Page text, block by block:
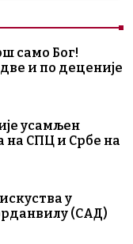
само Бог!
и по деценије
усамљен
на СПЦ и Србе на
у
(САД)